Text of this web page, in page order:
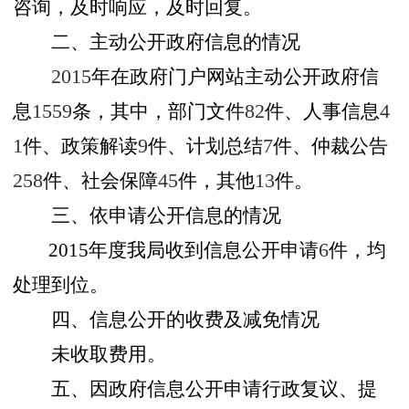
咨询，及时响应，及时回复。
二、主动公开政府信息的情况
2015年在政府门户网站主动公开政府信
息1559条，其中，部门文件82件、人事信息4
1件、政策解读9件、计划总结7件、仲裁公告
258件、社会保障45件，其他13件。
三、依申请公开信息的情况
2015年度我局收到信息公开申请6件，均
处理到位。
四、信息公开的收费及减免情况
未收取费用。
五、因政府信息公开申请行政复议、提